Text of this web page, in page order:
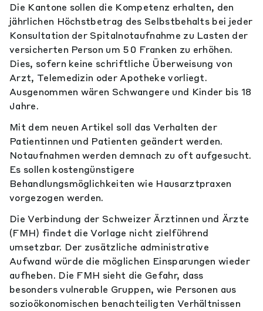
Die Kantone sollen die Kompetenz erhalten, den
jährlichen Höchstbetrag des Selbstbehalts bei jeder
Konsultation der Spitalnotaufnahme zu Lasten der
versicherten Person um 50 Franken zu erhöhen.
Dies, sofern keine schriftliche Überweisung von
Arzt, Telemedizin oder Apotheke vorliegt.
Ausgenommen wären Schwangere und Kinder bis 18
Jahre.
Mit dem neuen Artikel soll das Verhalten der
Patientinnen und Patienten geändert werden.
Notaufnahmen werden demnach zu oft aufgesucht.
Es sollen kostengünstigere
Behandlungsmöglichkeiten wie Hausarztpraxen
vorgezogen werden.
Die Verbindung der Schweizer Ärztinnen und Ärzte
(FMH) findet die Vorlage nicht zielführend
umsetzbar. Der zusätzliche administrative
Aufwand würde die möglichen Einsparungen wieder
aufheben. Die FMH sieht die Gefahr, dass
besonders vulnerable Gruppen, wie Personen aus
sozioökonomischen benachteiligten Verhältnissen